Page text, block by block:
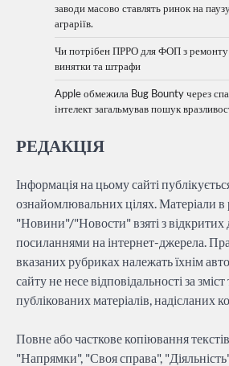
заводи масово ставлять ринок на
аграріїв.
Чи потрібен ПРРО для ФОП з ремонту
винятки та штрафи
Apple обмежила Bug Bounty через
інтелект загальмував пошук
РЕДАКЦІЯ
Інформація на цьому сайті
ознайомлювальних цілях. Матеріали в
"Новини"/"Новости" взяті з відкритих
посиланнями на інтернет-джерела.
вказаних рубриках належать їхнім
сайту не несе відповідальності за зміст
публікованих матеріалів, надісланих
Повне або часткове копіювання
"Напрямки", "Своя справа",